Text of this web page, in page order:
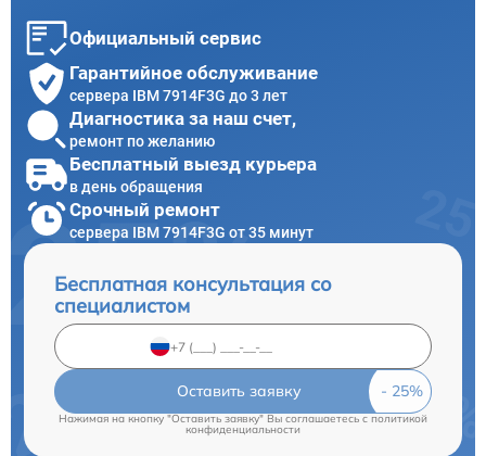
Официальный сервис
Гарантийное обслуживание
сервера IBM 7914F3G до 3 лет
Диагностика за наш счет,
ремонт по желанию
Бесплатный выезд курьера
в день обращения
Срочный ремонт
сервера IBM 7914F3G от 35 минут
Бесплатная консультация со
специалистом
Оставить заявку
Нажимая на кнопку "Оставить заявку" Вы соглашаетесь c политикой
конфиденциальности